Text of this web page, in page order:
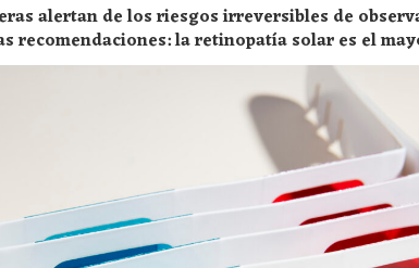
alertan de los riesgos irreversibles de
recomendaciones: la retinopatía solar es el